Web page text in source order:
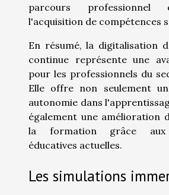
parcours
l'acquisition de compétences
En résumé, la digitalisation
continue représente une
pour les professionnels du
Elle offre non seulement
autonomie dans
également une amélioration
la formation grâce aux
éducatives actuelles.
Les simulations